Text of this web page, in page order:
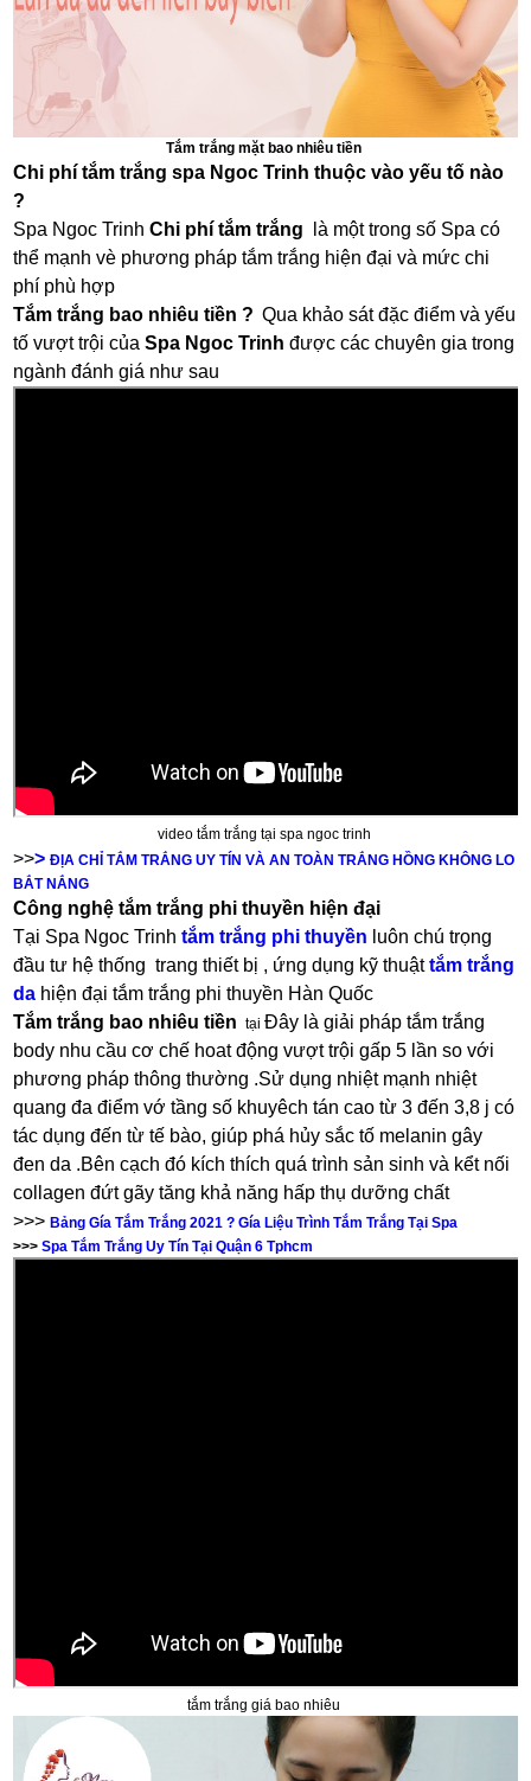
Tắm trắng mặt bao nhiêu tiền
Chi phí tắm trắng spa Ngoc Trinh thuộc vào yếu tố nào
?
Spa Ngoc TrinhChi phí tắm trắng
là một trong số Spa có
thể mạnh vè phương pháp tắm trắng hiện đại và mức chi
phí phù hợp
Tắm trắng bao nhiêu tiền ? Qua khảo sát đặc điểm và yếu
tố vượt trội củaSpa Ngoc Trinh được các chuyên gia trong
ngành đánh giá như sau
video tắm trắng tại spa ngoc trinh
>>>ĐỊA CHỈ TẮM TRẮNG UY TÍN VÀ AN TOÀN TRẮNG HỒNG KHÔNG LO
BẮT NẮNG
Công nghệ tắm trắng phi thuyền hiện đại
Tại Spa Ngoc Trinhtắm trắng phi thuyền luôn chú trọng
đầu tư hệ thống trang thiết bị , ứng dụng kỹ thuậttắm trắng
da hiện đại tắm trắng phi thuyền Hàn Quốc
Tắm trắng bao nhiêu tiền tạiĐây là giải pháp tắm trắng
body nhu cầu cơ chế hoat động vượt trội gấp 5 lần so với
phương pháp thông thường .Sử dụng nhiệt mạnh nhiệt
quang đa điểm vớ tầng số khuyêch tán cao từ 3 đến 3,8 j có
tác dụng đến từ tế bào, giúp phá hủy sắc tố melanin gây
đen da .Bên cạch đó kích thích quá trình sản sinh và kểt nối
collagen đứt gãy tăng khả năng hấp thụ dưỡng chất
>>>Bảng Gía Tắm Trắng 2021 ? Gía Liệu Trình Tắm Trắng Tại Spa
>>>Spa Tắm Trắng Uy Tín Tại Quận 6 Tphcm
tắm trắng giá bao nhiêu